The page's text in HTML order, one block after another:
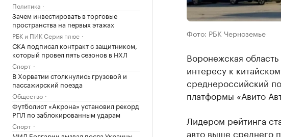
Политика
Зачем инвестировать в торговые
пространства на первых этажах
РБК и ПИК Серия плюс
СКА подписал контракт с защитником,
который провел пять сезонов в НХЛ
Спорт
В Хорватии столкнулись грузовой и
пассажирский поезда
Общество
Футболист «Акрона» установил рекорд
РПЛ по заблокированным ударам
Спорт
Фото: РБК Черноземье
Воронежская
интересу к
среднероссийский
платформы «Авито
Лидером рейтинга
авто выше среднего